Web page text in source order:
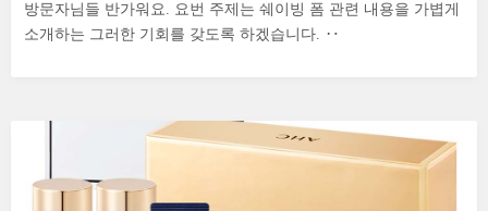
방문자님들 반가워요. 요번 주제는 쉐이빙 폼 관련 내용을 가볍게
소개하는 그러한 기회를 갖도록 하겠습니다. ‥